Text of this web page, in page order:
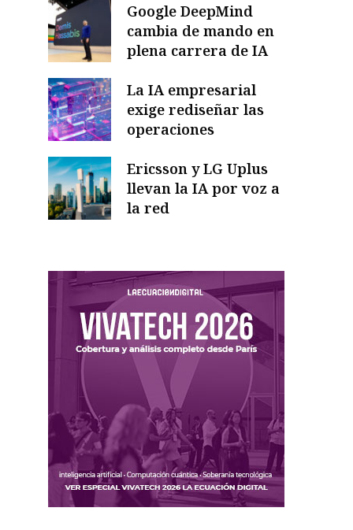
Google DeepMind
cambia de mando en
plena carrera de IA
La IA empresarial
exige rediseñar las
operaciones
Ericsson y LG Uplus
llevan la IA por voz a
la red